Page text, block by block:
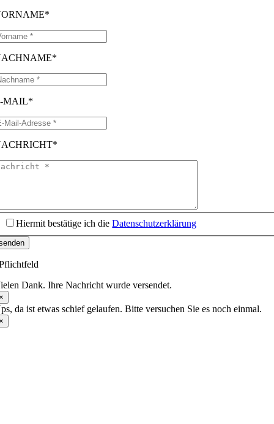
MAIL*
Hiermit bestätige ich dieDatenschutzerklärung
Dank. Ihre Nachricht wurde versendet.
da ist etwas schief gelaufen. Bitte versuchen Sie es noch einmal.